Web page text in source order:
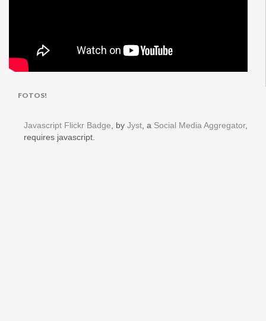
FOTOS!
Javascript Flickr Badge, by Jyst, a Social Media Aggregator,
requires javascript.